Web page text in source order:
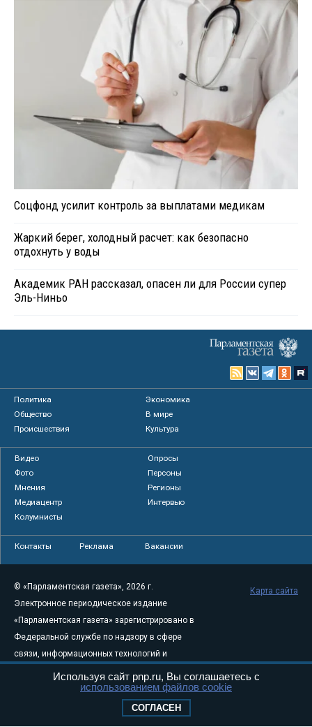
Соцфонд усилит контроль за выплатами медикам
Жаркий берег, холодный расчет: как безопасно
отдохнуть у воды
Академик РАН рассказал, опасен ли для России супер
Эль-Ниньо
Политика
Экономика
Общество
В мире
Происшествия
Культура
Видео
Опросы
Фото
Персоны
Мнения
Регионы
Медиацентр
Интервью
Колумнисты
Контакты Реклама Вакансии
© «Парламентская газета», 2026 г.
Электронное периодическое издание
«Парламентская газета» зарегистрировано в
Федеральной службе по надзору в сфере
связи, информационных технологий и
массовых коммуникаций (Роскомнадзор) 05
августа 2011 года. 18+
Свидетельство о регистрации Эл № ФС77-
Карта сайта
Используя сайт pnp.ru, Вы соглашаетесь с
использованием файлов cookie
СОГЛАСЕН